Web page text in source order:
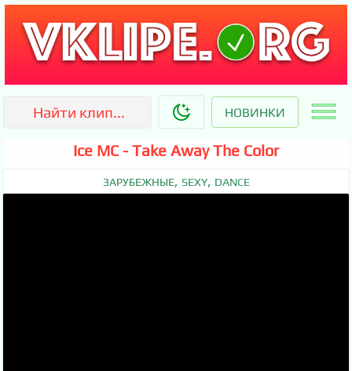
НОВИНКИ
Ice MC - Take Away The Color
ЗАРУБЕЖНЫЕ, SEXY, DANCE